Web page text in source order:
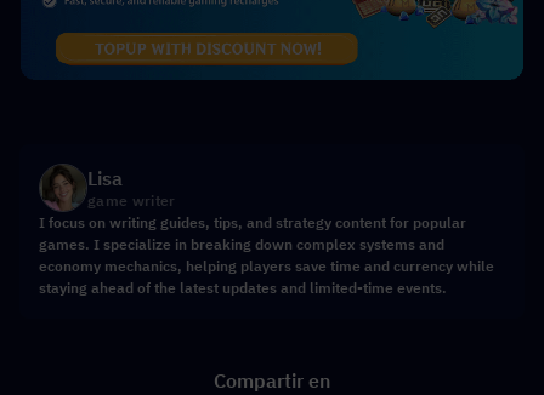
Lisa
game writer
I focus on writing guides, tips, and strategy content for popular
games. I specialize in breaking down complex systems and
economy mechanics, helping players save time and currency while
staying ahead of the latest updates and limited-time events.
Compartir en